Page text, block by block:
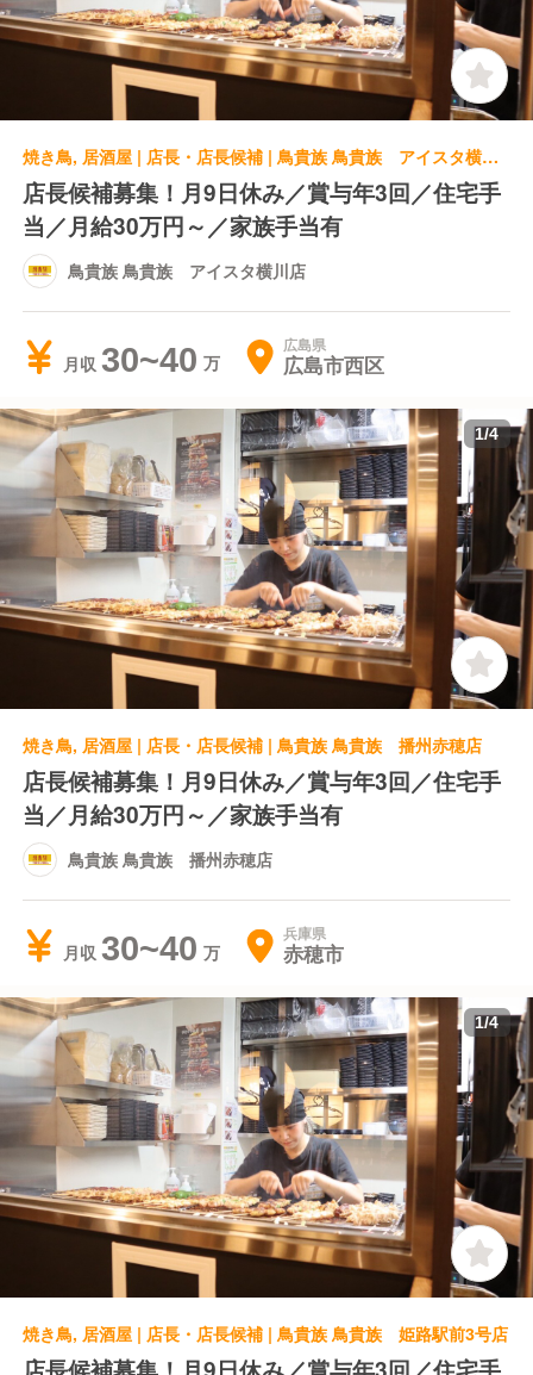
焼き鳥, 居酒屋 | 店長・店長候補 | 鳥貴族 鳥貴族 アイスタ横川店
店長候補募集！月9日休み／賞与年3回／住宅手
当／月給30万円～／家族手当有
鳥貴族 鳥貴族 アイスタ横川店
月収 30~40 広島県
広島市西区
1/4
焼き鳥, 居酒屋 | 店長・店長候補 | 鳥貴族 鳥貴族 播州赤穂店
店長候補募集！月9日休み／賞与年3回／住宅手
当／月給30万円～／家族手当有
鳥貴族 鳥貴族 播州赤穂店
月収 30~40 兵庫県
赤穂市
1/4
焼き鳥, 居酒屋 | 店長・店長候補 | 鳥貴族 鳥貴族 姫路駅前3号店